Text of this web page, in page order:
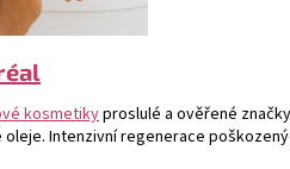
kosmetikyproslulé a ověřené
Intenzivní regenerace